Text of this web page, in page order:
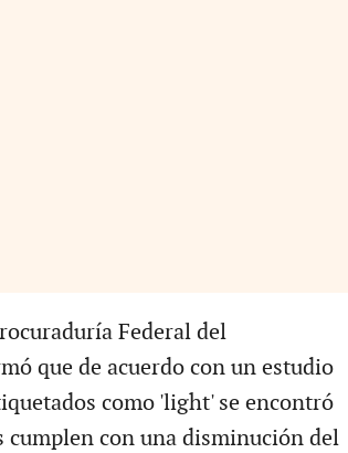
Federal del
que de acuerdo con un estudio
como 'light' se encontró
cumplen con una disminución del